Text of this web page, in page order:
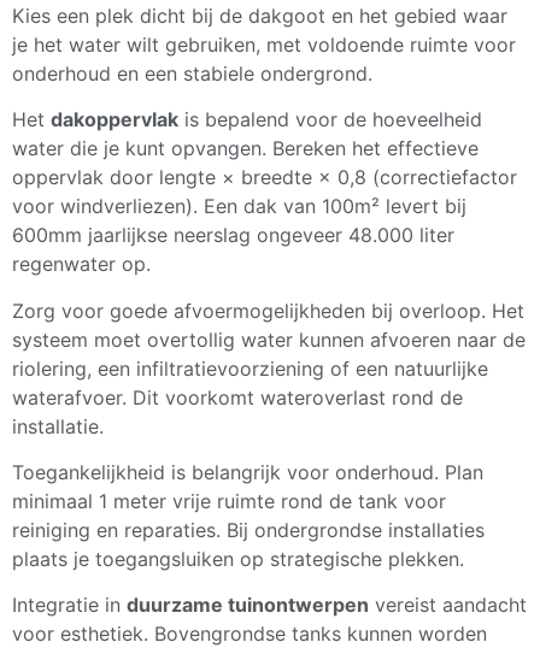
Kies een plek dicht bij de dakgoot en het gebied waar
je het water wilt gebruiken, met voldoende ruimte voor
onderhoud en een stabiele ondergrond.
Het dakoppervlak is bepalend voor de hoeveelheid
water die je kunt opvangen. Bereken het effectieve
oppervlak door lengte × breedte × 0,8 (correctiefactor
voor windverliezen). Een dak van 100m² levert bij
600mm jaarlijkse neerslag ongeveer 48.000 liter
regenwater op.
Zorg voor goede afvoermogelijkheden bij overloop. Het
systeem moet overtollig water kunnen afvoeren naar de
riolering, een infiltratievoorziening of een natuurlijke
waterafvoer. Dit voorkomt wateroverlast rond de
installatie.
Toegankelijkheid is belangrijk voor onderhoud. Plan
minimaal 1 meter vrije ruimte rond de tank voor
reiniging en reparaties. Bij ondergrondse installaties
plaats je toegangsluiken op strategische plekken.
Integratie in duurzame tuinontwerpen vereist aandacht
voor esthetiek. Bovengrondse tanks kunnen worden